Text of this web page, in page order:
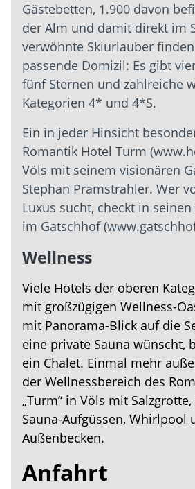
Gästebetten, 1.900 davon
der Alm und damit direkt im
verwöhnte Skiurlauber
passende Domizil: Es gibt
fünf Sternen und zahlreiche
Kategorien 4* und 4*S.
Ein in jeder Hinsicht
Romantik Hotel Turm
Völs mit seinem visionären
Stephan Pramstrahler. Wer
Luxus sucht, checkt in
im Gatschhof
Wellness
Viele Hotels der oberen
mit großzügigen Wellness-
mit Panorama-Blick auf die
eine private Sauna wünscht,
ein Chalet. Einmal mehr
der Wellnessbereich des
„Turm“ in Völs mit
Sauna-Aufgüssen, Whirlpool
Außenbecken.
Anfahrt